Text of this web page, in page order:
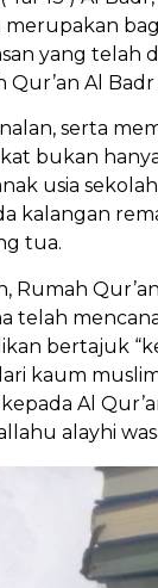
yang telah
Al Badr
serta
bukan
usia
kalangan
tua.
Rumah
telah
bertajuk
kaum
Al
alayhi